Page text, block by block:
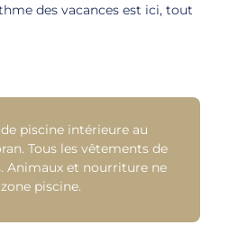
des vacances est ici, tout
de piscine intérieure au
Tous les vêtements de
Animaux et nourriture ne
piscine.